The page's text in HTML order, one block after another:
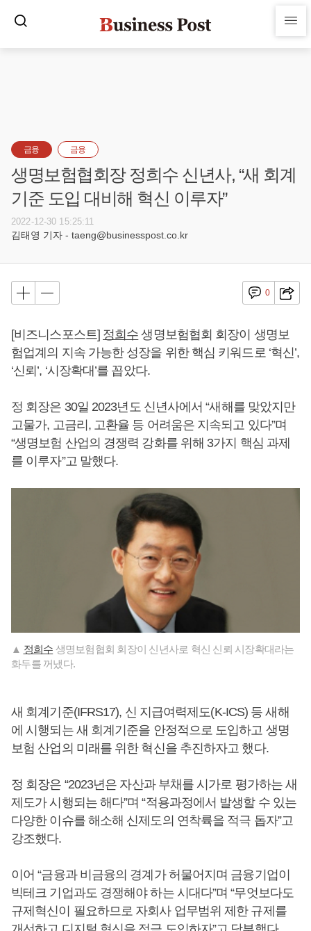
금융 금융
생명보험협회장 정희수 신년사, “새 회계
기준 도입 대비해 혁신 이루자”
2022-12-30 15:25:11
김태영 기자 - taeng@businesspost.co.kr
0
[비즈니스포스트] 정희수 생명보험협회 회장이 생명보
험업계의 지속 가능한 성장을 위한 핵심 키워드로 ‘혁신’,
‘신뢰’, ‘시장확대’를 꼽았다.
정 회장은 30일 2023년도 신년사에서 “새해를 맞았지만
고물가, 고금리, 고환율 등 어려움은 지속되고 있다”며
“생명보험 산업의 경쟁력 강화를 위해 3가지 핵심 과제
를 이루자”고 말했다.
▲ 정희수 생명보험협회 회장이 신년사로 혁신 신뢰 시장확대라는
화두를 꺼냈다.
새 회계기준(IFRS17), 신 지급여력제도(K-ICS) 등 새해
에 시행되는 새 회계기준을 안정적으로 도입하고 생명
보험 산업의 미래를 위한 혁신을 추진하자고 했다.
정 회장은 “2023년은 자산과 부채를 시가로 평가하는 새
제도가 시행되는 해다”며 “적용과정에서 발생할 수 있는
다양한 이슈를 해소해 신제도의 연착륙을 적극 돕자”고
강조했다.
이어 “금융과 비금융의 경계가 허물어지며 금융기업이
빅테크 기업과도 경쟁해야 하는 시대다”며 “무엇보다도
규제혁신이 필요하므로 자회사 업무범위 제한 규제를